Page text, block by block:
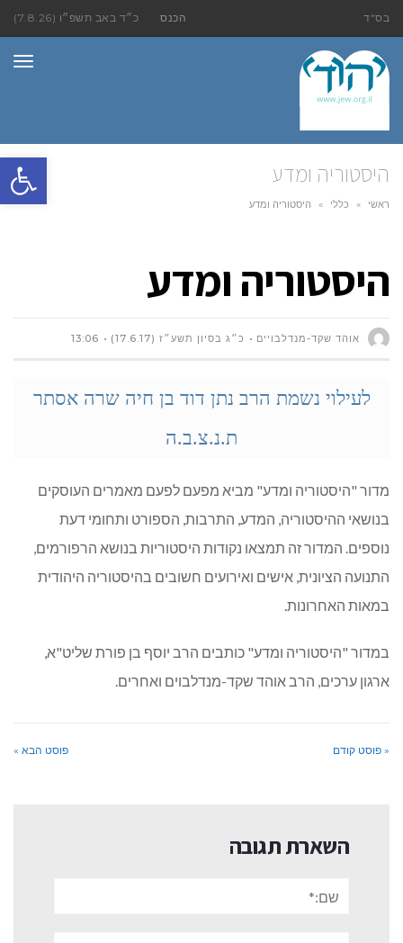
פתח
בס"ד הכנס כ״ד באב תשפ״ו (7.8.26)
היסטוריה ומדע
ראשי » כללי » היסטוריה ומדע
היסטוריה ומדע
אוהד שקד-מנדלבויים כ״ג בסיון תשע״ז (17.6.17) 13:06
לעילוי נשמת הרב נתן דוד בן חיה שרה אסתר
ת.נ.צ.ב.ה
מדור "היסטוריה ומדע" מביא מפעם לפעם מאמרים העוסקים
בנושאי ההיסטוריה, המדע, התרבות, הספורט ותחומי דעת
נוספים. המדור זה תמצאו נקודות היסטוריות בנושא הרפורמים,
התנועה הציונית, אישים ואירועים חשובים בהיסטוריה היהודית
במאות האחרונות.
במדור "היסטוריה ומדע" כותבים הרב יוסף בן פורת שליט"א,
ארגון ערכים, הרב אוהד שקד-מנדלבוים ואחרים.
« פוסט קודם פוסט הבא »
השארת תגובה